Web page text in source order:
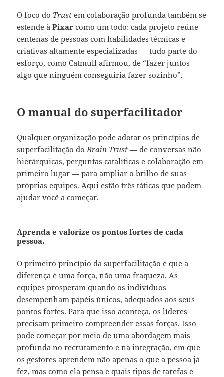
O foco do Trust em colaboração profunda também se
estende àPixar como um todo: cada projeto reúne
centenas de pessoas com habilidades técnicas e
criativas altamente especializadas — tudo parte do
esforço, como Catmull afirmou, de “fazer juntos
algo que ninguém conseguiria fazer sozinho”.
O manual do superfacilitador
Qualquer organização pode adotar os princípios de
superfacilitação doBrain Trust — de conversas não
hierárquicas, perguntas catalíticas e colaboração em
primeiro lugar — para ampliar o brilho de suas
próprias equipes. Aqui estão três táticas que podem
ajudar você a começar.
Aprenda e valorize os pontos fortes de cada
pessoa.
O primeiro princípio da superfacilitação é que a
diferença é uma força, não uma fraqueza. As
equipes prosperam quando os indivíduos
desempenham papéis únicos, adequados aos seus
pontos fortes. Para que isso aconteça, os líderes
precisam primeiro compreender essas forças. Isso
pode começar por meio de uma abordagem mais
profunda no recrutamento e na integração, em que
os gestores aprendem não apenas o que a pessoa já
fez, mas como ela pensa e quais tipos de tarefas e